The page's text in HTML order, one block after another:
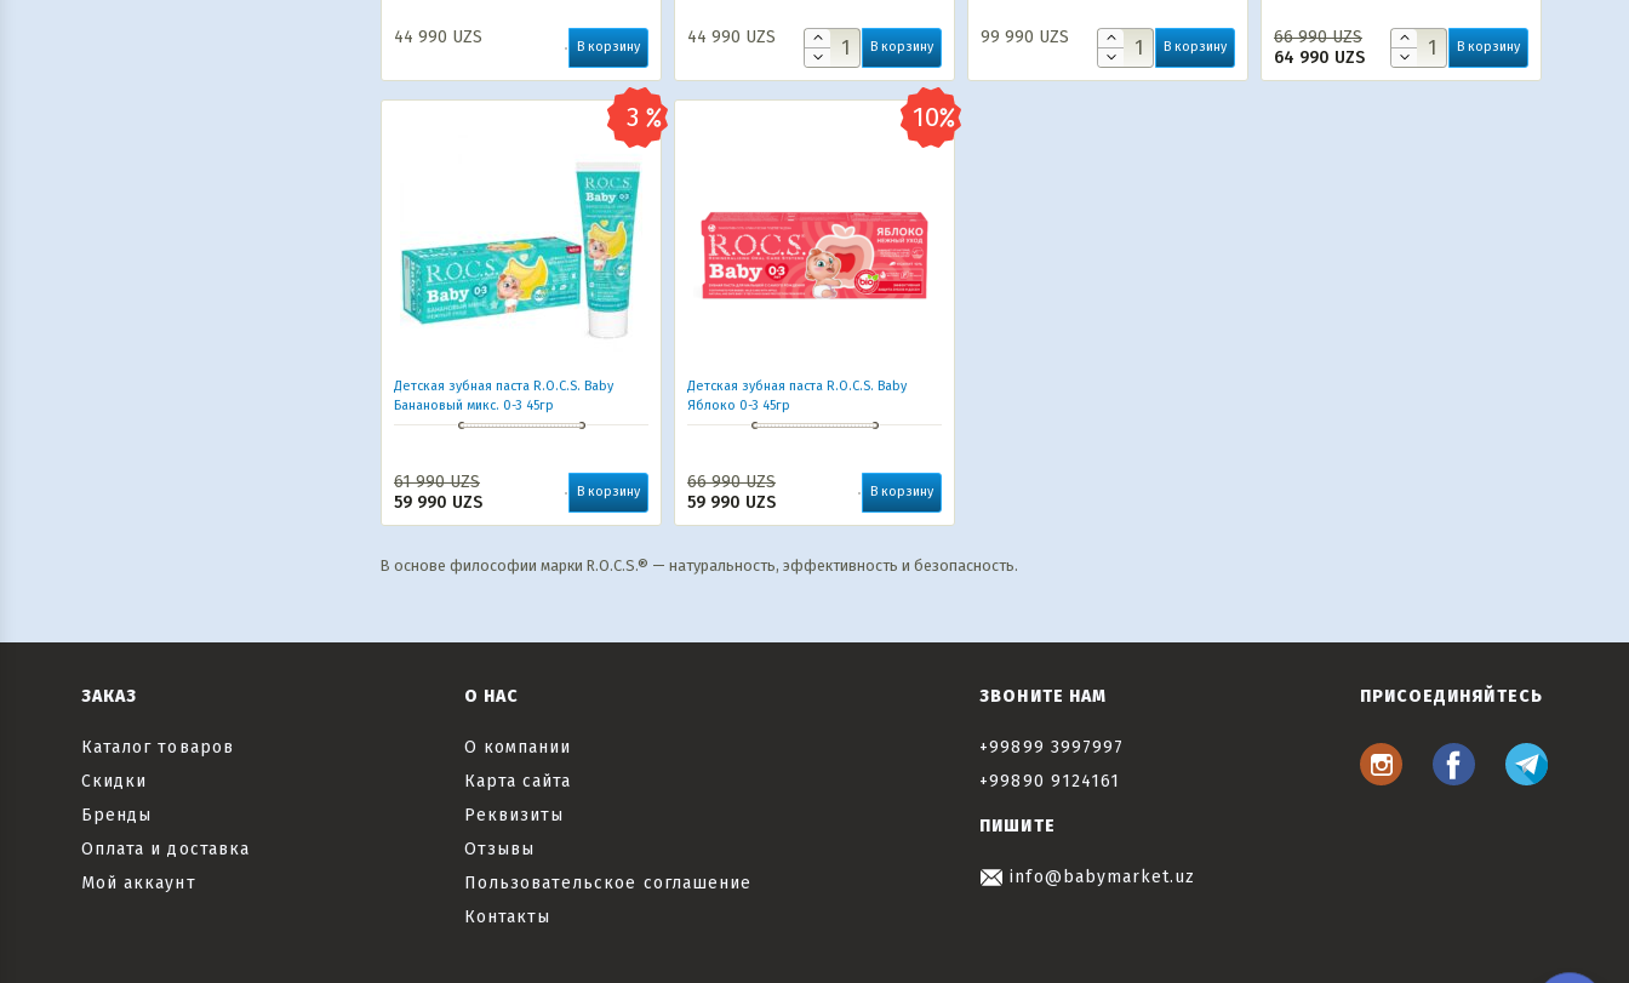
44 990 UZS В корзину 44 990 UZS В корзину 99 990 UZS В корзину 66 990UZS
64 990 UZS
В корзину
Детская зубная паста R.O.C.S. Baby
Банановый микс. 0-3 45гр
61 990UZS
59 990 UZS
В корзину
Детская зубная паста R.O.C.S. Baby
Яблоко 0-3 45гр
66 990UZS
59 990 UZS
В корзину
В основе философии марки R.O.C.S.® — натуральность, эффективность и безопасность.
ЗАКАЗ
Каталог товаров
Скидки
Бренды
Оплата и доставка
Мой аккаунт
О НАС
О компании
Карта сайта
Реквизиты
Отзывы
Пользовательское соглашение
Контакты
ЗВОНИТЕ НАМ
+99899 3997997
+99890 9124161
ПИШИТЕ
info@babymarket.uz
ПРИСОЕДИНЯЙТЕСЬ